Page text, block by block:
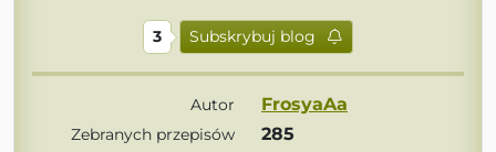
3 Subskrybuj blog
Autor FrosyaAa
Zebranych przepisów 285